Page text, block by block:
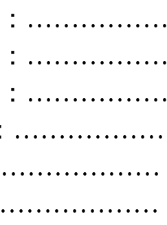
：
：
：
：
………………
………………